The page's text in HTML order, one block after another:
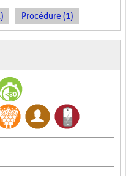
Procédure (1)